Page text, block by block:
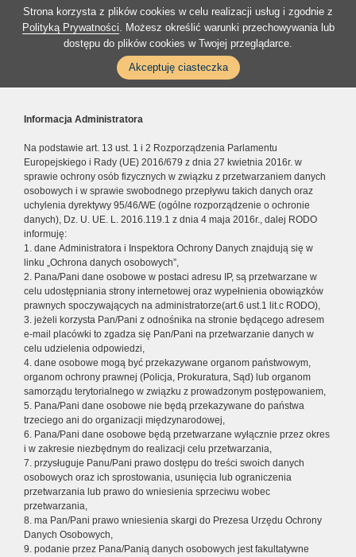
Strona korzysta z plików cookies w celu realizacji usług i zgodnie z
Polityką Prywatności. Możesz określić warunki przechowywania lub
dostępu do plików cookies w Twojej przeglądarce.
Akceptuję ciasteczka
Informacja Administratora
Na podstawie art. 13 ust. 1 i 2 Rozporządzenia Parlamentu
Europejskiego i Rady (UE) 2016/679 z dnia 27 kwietnia 2016r. w
sprawie ochrony osób fizycznych w związku z przetwarzaniem danych
osobowych i w sprawie swobodnego przepływu takich danych oraz
uchylenia dyrektywy 95/46/WE (ogólne rozporządzenie o ochronie
danych), Dz. U. UE. L. 2016.119.1 z dnia 4 maja 2016r., dalej RODO
informuję:
1. dane Administratora i Inspektora Ochrony Danych znajdują się w
linku „Ochrona danych osobowych”,
2. Pana/Pani dane osobowe w postaci adresu IP, są przetwarzane w
celu udostępniania strony internetowej oraz wypełnienia obowiązków
prawnych spoczywających na administratorze(art.6 ust.1 lit.c RODO),
3. jeżeli korzysta Pan/Pani z odnośnika na stronie będącego adresem
e-mail placówki to zgadza się Pan/Pani na przetwarzanie danych w
celu udzielenia odpowiedzi,
4. dane osobowe mogą być przekazywane organom państwowym,
organom ochrony prawnej (Policja, Prokuratura, Sąd) lub organom
samorządu terytorialnego w związku z prowadzonym postępowaniem,
5. Pana/Pani dane osobowe nie będą przekazywane do państwa
trzeciego ani do organizacji międzynarodowej,
6. Pana/Pani dane osobowe będą przetwarzane wyłącznie przez okres
i w zakresie niezbędnym do realizacji celu przetwarzania,
7. przysługuje Panu/Pani prawo dostępu do treści swoich danych
osobowych oraz ich sprostowania, usunięcia lub ograniczenia
przetwarzania lub prawo do wniesienia sprzeciwu wobec
przetwarzania,
8. ma Pan/Pani prawo wniesienia skargi do Prezesa Urzędu Ochrony
Danych Osobowych,
9. podanie przez Pana/Panią danych osobowych jest fakultatywne